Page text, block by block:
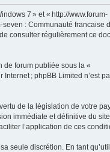
7 » et « http://www.forum-
seven : Communauté francaise
consulter régulièrement ce
de forum publiée sous la «
; phpBB Limited n’est
de la législation de votre
immédiate et définitive du
l’application de ces
seule discrétion. En tant